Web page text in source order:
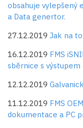
obsahuje vylepšený
a Data genertor.
27.12.2019 Jak na
16.12.2019 FMS
sběrnice s výstupem
12.12.2019
11.12.2019 FMS
dokumentace a PC